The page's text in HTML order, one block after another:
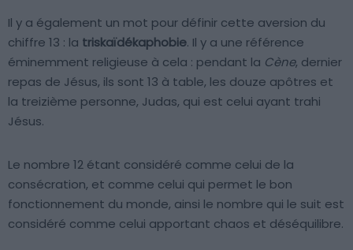
Il y a également un mot pour définir cette aversion du
chiffre 13 : la triskaïdékaphobie. Il y a une référence
éminemment religieuse à cela : pendant la Cène, dernier
repas de Jésus, ils sont 13 à table, les douze apôtres et
la treizième personne, Judas, qui est celui ayant trahi
Jésus.
Le nombre 12 étant considéré comme celui de la
consécration, et comme celui qui permet le bon
fonctionnement du monde, ainsi le nombre qui le suit est
considéré comme celui apportant chaos et déséquilibre.